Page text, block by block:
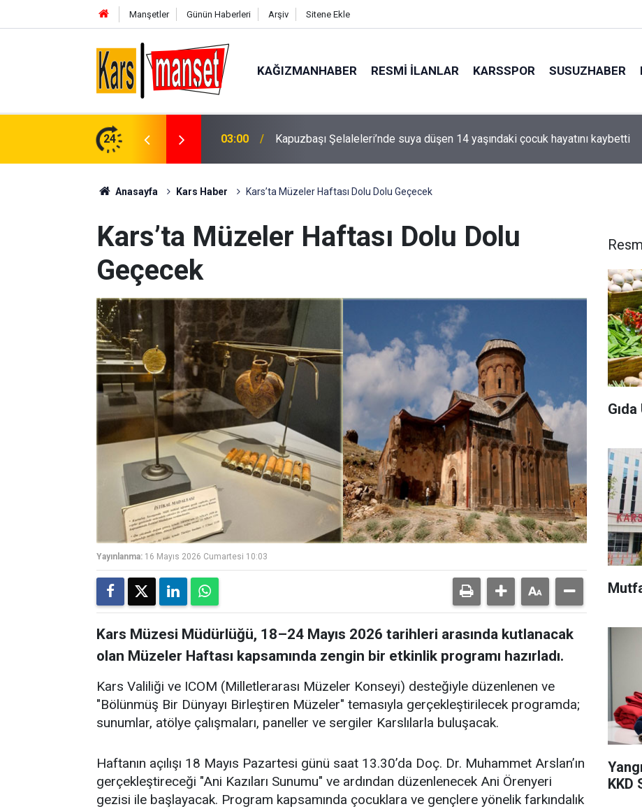
Manşetler Günün Haberleri Arşiv Sitene Ekle
KAĞIZMANHABER RESMI İLANLAR KARSSPOR SUSUZHABER
24
14 yaşındaki çocuk hayatını kaybetti 02:57 Seyir halindeki motosiklet alev alev yandı
Anasayfa Kars Haber Kars’ta Müzeler Haftası Dolu Dolu Geçecek
Kars’ta Müzeler Haftası Dolu Dolu
Geçecek
Yayınlanma: 16 Mayıs 2026 Cumartesi 10:03
Kars Müzesi Müdürlüğü, 18–24 Mayıs 2026 tarihleri arasında kutlanacak
olan Müzeler Haftası kapsamında zengin bir etkinlik programı hazırladı.
Kars Valiliği ve ICOM (Milletlerarası Müzeler Konseyi) desteğiyle düzenlenen ve
"Bölünmüş Bir Dünyayı Birleştiren Müzeler" temasıyla gerçekleştirilecek programda;
sunumlar, atölye çalışmaları, paneller ve sergiler Karslılarla buluşacak.
Haftanın açılışı 18 Mayıs Pazartesi günü saat 13.30’da Doç. Dr. Muhammet Arslan’ın
gerçekleştireceği "Ani Kazıları Sunumu" ve ardından düzenlenecek Ani Örenyeri
gezisi ile başlayacak. Program kapsamında çocuklara ve gençlere yönelik farkındalık
KKD